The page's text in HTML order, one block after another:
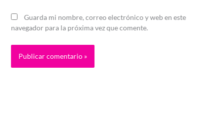
Guarda mi nombre, correo electrónico y web en este
navegador para la próxima vez que comente.